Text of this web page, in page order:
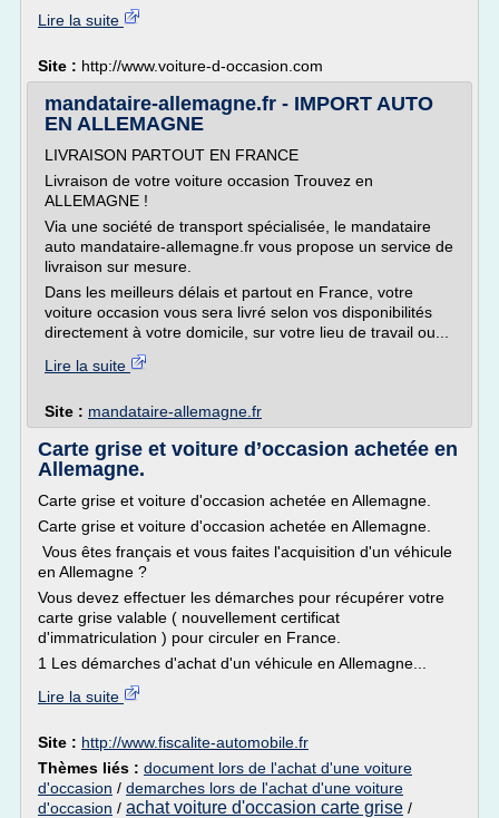
Lire la suite
Site : http://www.voiture-d-occasion.com
mandataire-allemagne.fr - IMPORT AUTO
EN ALLEMAGNE
LIVRAISON PARTOUT EN FRANCE
Livraison de votre voiture occasion Trouvez en
ALLEMAGNE !
Via une société de transport spécialisée, le mandataire
auto mandataire-allemagne.fr vous propose un service de
livraison sur mesure.
Dans les meilleurs délais et partout en France, votre
voiture occasion vous sera livré selon vos disponibilités
directement à votre domicile, sur votre lieu de travail ou...
Lire la suite
Site : mandataire-allemagne.fr
Carte grise et voiture d’occasion achetée en
Allemagne.
Carte grise et voiture d'occasion achetée en Allemagne.
Carte grise et voiture d'occasion achetée en Allemagne.
Vous êtes français et vous faites l'acquisition d'un véhicule
en Allemagne ?
Vous devez effectuer les démarches pour récupérer votre
carte grise valable ( nouvellement certificat
d'immatriculation ) pour circuler en France.
1 Les démarches d'achat d'un véhicule en Allemagne...
Lire la suite
Site : http://www.fiscalite-automobile.fr
Thèmes liés : document lors de l'achat d'une voiture
d'occasion / demarches lors de l'achat d'une voiture
d'occasion / achat voiture d'occasion carte grise /